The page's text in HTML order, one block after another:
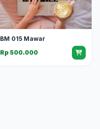
BM 015 Mawar
Rp 500.000